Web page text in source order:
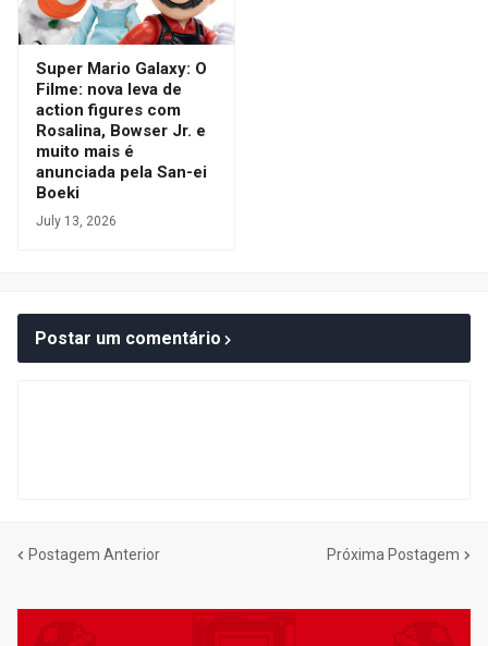
Super Mario Galaxy: O
Filme: nova leva de
action figures com
Rosalina, Bowser Jr. e
muito mais é
anunciada pela San-ei
Boeki
July 13, 2026
Postar um comentário
Postagem Anterior Próxima Postagem